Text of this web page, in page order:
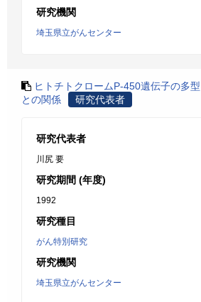
研究機関
埼玉県立がんセンター
ヒトチトクロームP-450遺伝子の多
との関係
研究代表者
研究代表者
川尻 要
研究期間 (年度)
1992
研究種目
がん特別研究
研究機関
埼玉県立がんセンター